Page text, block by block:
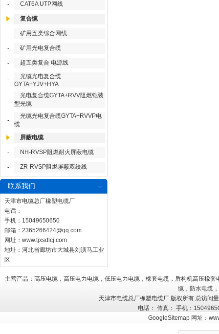
- CAT6A UTP网线
复合缆
- 矿用五类综合网线
- 矿用光电复合缆
- 超五类复合 电源线
-
光缆光电复合缆
GYTA+YJV+HYA
-
光电复合缆GYTA+RVV阻燃铠装
型光缆
-
光缆光电复合缆GYTA+RVVP电
缆
屏蔽电缆
- NH-RVSP阻燃耐火屏蔽电缆
- ZR-RVSP阻燃屏蔽双绞线
联系我们
天津市电缆总厂橡塑电缆厂
电话：
手机：15049650650
邮箱： 2365266424@qq.com
网址： www.tjxsdlcj.com
地址：河北省廊坊市大城县刘演马工业
区
主营产品：高压电缆，高压电力电缆，低压电力电缆，橡套电缆，盾构机高压橡
缆，防水电缆
天津市电缆总厂橡塑电缆厂 版权所有 总访问
电话： 传真： 手机：
GoogleSitemap 网址：